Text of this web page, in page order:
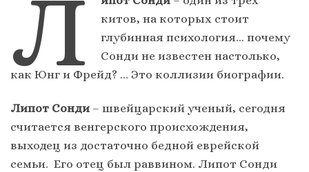
Л
китов, на которых стоит
глубинная психология… почему
Сонди не известен настолько,
как Юнг и Фрейд? … Это коллизии биографии.
Липот Сонди – швейцарский ученый, сегодня
считается венгерского происхождения,
выходец из достаточно бедной еврейской
семьи. Его отец был раввином. Липот Сонди